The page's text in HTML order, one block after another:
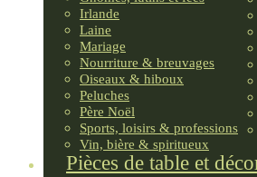
Irlande
Laine
Mariage
Nourriture & breuvages
Oiseaux & hiboux
Peluches
Père Noël
Sports, loisirs & professions
Vin, bière & spiritueux
Pièces de table et